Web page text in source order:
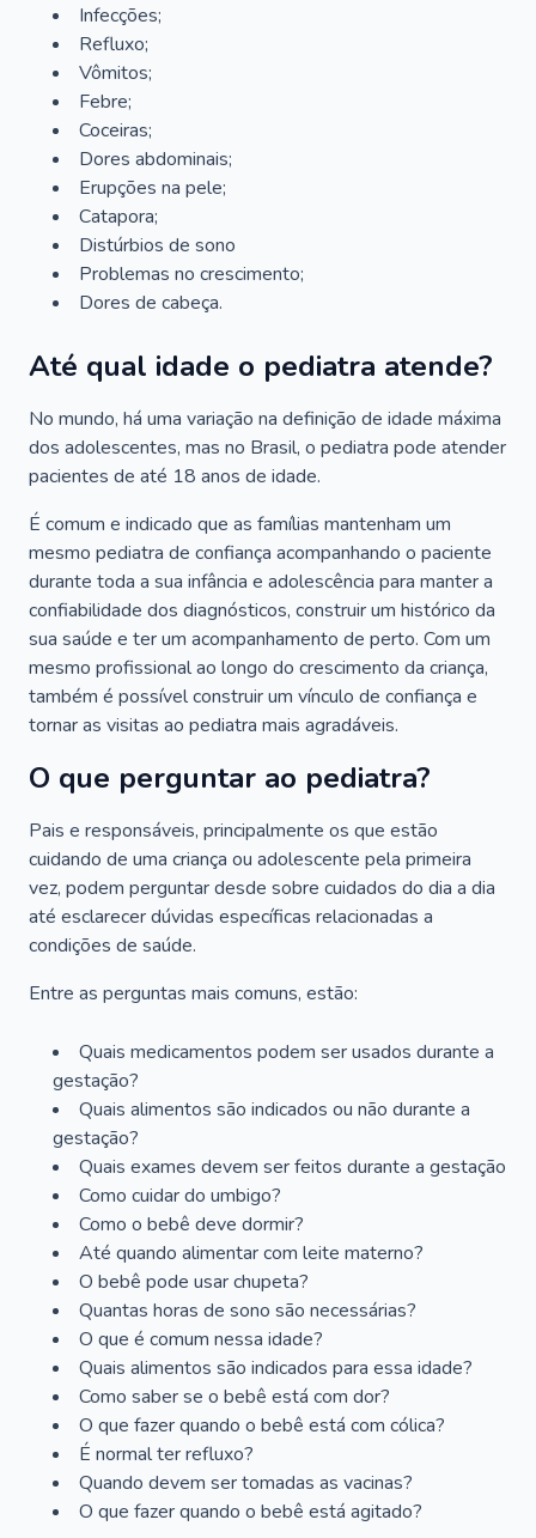
Infecções;
Refluxo;
Vômitos;
Febre;
Coceiras;
Dores abdominais;
Erupções na pele;
Catapora;
Distúrbios de sono
Problemas no crescimento;
Dores de cabeça.
Até qual idade o pediatra atende?
No mundo, há uma variação na definição de idade máxima
dos adolescentes, mas no Brasil, o pediatra pode atender
pacientes de até 18 anos de idade.
É comum e indicado que as famílias mantenham um
mesmo pediatra de confiança acompanhando o paciente
durante toda a sua infância e adolescência para manter a
confiabilidade dos diagnósticos, construir um histórico da
sua saúde e ter um acompanhamento de perto. Com um
mesmo profissional ao longo do crescimento da criança,
também é possível construir um vínculo de confiança e
tornar as visitas ao pediatra mais agradáveis.
O que perguntar ao pediatra?
Pais e responsáveis, principalmente os que estão
cuidando de uma criança ou adolescente pela primeira
vez, podem perguntar desde sobre cuidados do dia a dia
até esclarecer dúvidas específicas relacionadas a
condições de saúde.
Entre as perguntas mais comuns, estão:
Quais medicamentos podem ser usados durante a
gestação?
Quais alimentos são indicados ou não durante a
gestação?
Quais exames devem ser feitos durante a gestação
Como cuidar do umbigo?
Como o bebê deve dormir?
Até quando alimentar com leite materno?
O bebê pode usar chupeta?
Quantas horas de sono são necessárias?
O que é comum nessa idade?
Quais alimentos são indicados para essa idade?
Como saber se o bebê está com dor?
O que fazer quando o bebê está com cólica?
É normal ter refluxo?
Quando devem ser tomadas as vacinas?
O que fazer quando o bebê está agitado?